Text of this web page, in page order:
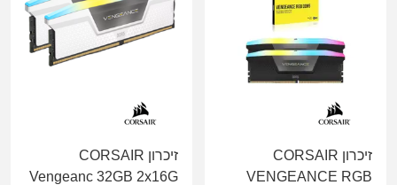
זיכרון CORSAIR
VENGEANCE RGB
זיכרון CORSAIR
Vengeanc 32GB 2x16G